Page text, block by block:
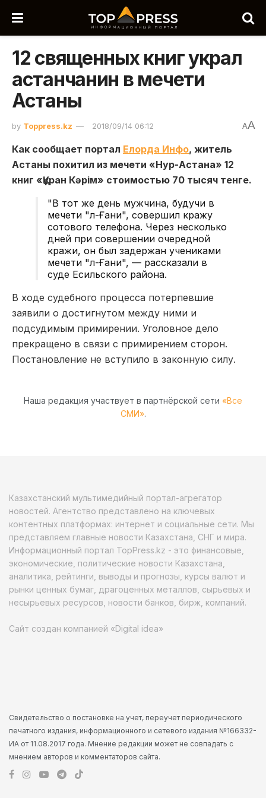
12 священных книг украл
астанчанин в мечети
Астаны
by Toppress.kz 2018/09/14 06:12 AA
Как сообщает портал Елорда Инфо, житель
Астаны похитил из мечети «Нур-Астана» 12
книг «Құран Кәрім» стоимостью 70 тысяч тенге.
"В тот же день мужчина, будучи в
мечети "Әл-Ғани", совершил кражу
сотового телефона. Через несколько
дней при совершении очередной
кражи, он был задержан учениками
мечети "Әл-Ғани", — рассказали в
суде Есильского района.
В ходе судебного процесса потерпевшие
заявили о достигнутом между ними и
подсудимым примирении. Уголовное дело
прекращено в связи с примирением сторон.
Постановление не вступило в законную силу.
Наша редакция участвует в партнёрской сети «Все
СМИ».
Казахстанский мультимедийный портал-агрегатор
новостей. Агентство представлено на ключевых
контентных платформах: интернет и социальные сети. Мы
представляем главные новости Казахстана, СНГ и мира.
Информационный портал TopPress.kz - это финансовые,
экономические, политические новости Казахстана,
аналитика, рейтинги, выводы и прогнозы, курсы валют и
рынки ценных бумаг, драгоценных металлов, сырьевых и
несырьевых ресурсов, новости банков, бирж, компаний.
Сайт создан компанией «Digital idea»
Свидетельство о постановке на учет, переучет периодического
печатного издания, информационного и сетевого издания №166332-
ИА от 11.08.2017 года. Мнение редакции может не совпадать с
мнением авторов и комментаторов сайта.